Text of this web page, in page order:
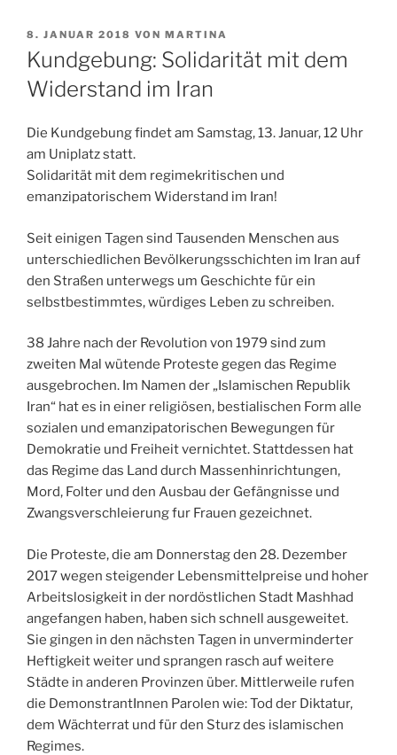
VERÖFFENTLICHT
AM
8. JANUAR 2018 VON MARTINA
Kundgebung: Solidarität mit dem
Widerstand im Iran
Die Kundgebung findet am Samstag, 13. Januar, 12 Uhr
am Uniplatz statt.
Solidarität mit dem regimekritischen und
emanzipatorischem Widerstand im Iran!
Seit einigen Tagen sind Tausenden Menschen aus
unterschiedlichen Bevölkerungsschichten im Iran auf
den Straßen unterwegs um Geschichte für ein
selbstbestimmtes, würdiges Leben zu schreiben.
38 Jahre nach der Revolution von 1979 sind zum
zweiten Mal wütende Proteste gegen das Regime
ausgebrochen. Im Namen der „Islamischen Republik
Iran“ hat es in einer religiösen, bestialischen Form alle
sozialen und emanzipatorischen Bewegungen für
Demokratie und Freiheit vernichtet. Stattdessen hat
das Regime das Land durch Massenhinrichtungen,
Mord, Folter und den Ausbau der Gefängnisse und
Zwangsverschleierung fur Frauen gezeichnet.
Die Proteste, die am Donnerstag den 28. Dezember
2017 wegen steigender Lebensmittelpreise und hoher
Arbeitslosigkeit in der nordöstlichen Stadt Mashhad
angefangen haben, haben sich schnell ausgeweitet.
Sie gingen in den nächsten Tagen in unverminderter
Heftigkeit weiter und sprangen rasch auf weitere
Städte in anderen Provinzen über. Mittlerweile rufen
die DemonstrantInnen Parolen wie: Tod der Diktatur,
dem Wächterrat und für den Sturz des islamischen
Regimes.